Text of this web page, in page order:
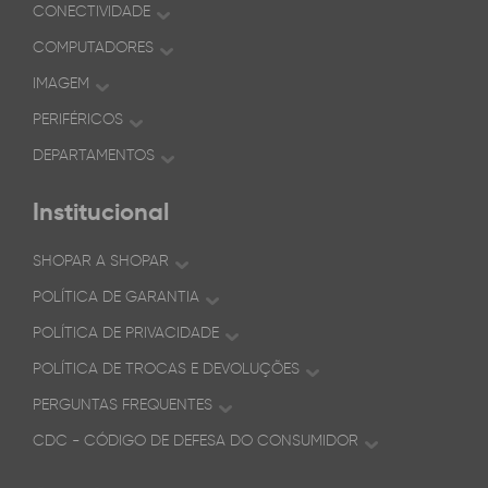
CONECTIVIDADE
COMPUTADORES
IMAGEM
PERIFÉRICOS
DEPARTAMENTOS
Institucional
SHOPAR A SHOPAR
POLÍTICA DE GARANTIA
POLÍTICA DE PRIVACIDADE
POLÍTICA DE TROCAS E DEVOLUÇÕES
PERGUNTAS FREQUENTES
CDC - CÓDIGO DE DEFESA DO CONSUMIDOR